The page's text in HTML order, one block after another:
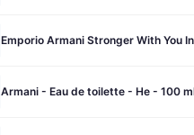
Emporio Armani Stronger With You
Armani - Eau de toilette - He - 100